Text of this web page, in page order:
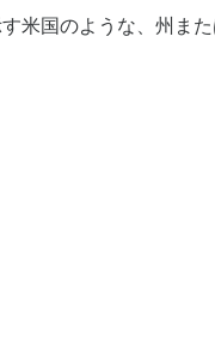
米国のような、州ま